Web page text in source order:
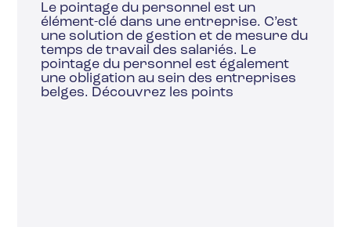
Le pointage du personnel est un
élément-clé dans une entreprise. C’est
une solution de gestion et de mesure du
temps de travail des salariés. Le
pointage du personnel est également
une obligation au sein des entreprises
belges. Découvrez les points